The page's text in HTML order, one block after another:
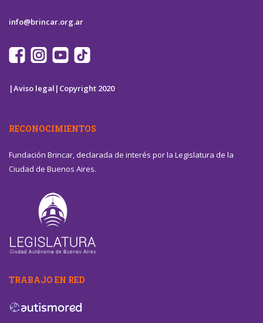
info@brincar.org.ar
|Aviso legal| Copyright 2020
RECONOCIMIENTOS
Fundación Brincar, declarada de interés por la Legislatura de la
Ciudad de Buenos Aires.
TRABAJO EN RED